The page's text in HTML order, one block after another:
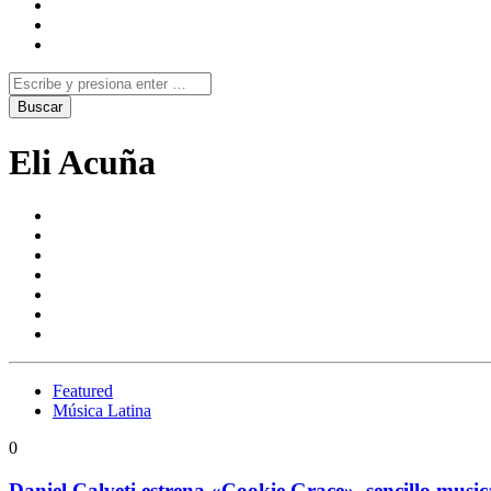
Eli Acuña
Featured
Música Latina
0